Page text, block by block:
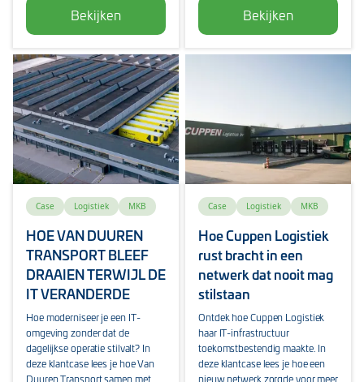
Bekijken Bekijken
Case Logistiek MKB
HOE VAN DUUREN
TRANSPORT BLEEF
DRAAIEN TERWIJL DE
IT VERANDERDE
Hoe moderniseer je een IT-
omgeving zonder dat de
dagelijkse operatie stilvalt? In
deze klantcase lees je hoe Van
Duuren Transport samen met
Case Logistiek MKB
Hoe Cuppen Logistiek
rust bracht in een
netwerk dat nooit mag
stilstaan
Ontdek hoe Cuppen Logistiek
haar IT-infrastructuur
toekomstbestendig maakte. In
deze klantcase lees je hoe een
nieuw netwerk zorgde voor meer